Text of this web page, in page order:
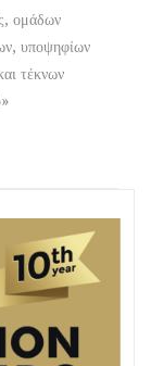
ομάδων
υποψηφίων
τέκνων